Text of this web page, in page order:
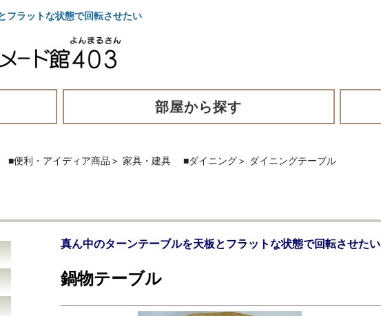
ラットな状態で回転させたい
部屋から探す
■便利・アイディア商品 ＞ 家具・建具 ■ダイニング＞ ダイニングテーブル
真ん中のターンテーブルを天板とフラットな状態で回転させたい
鍋物テーブル